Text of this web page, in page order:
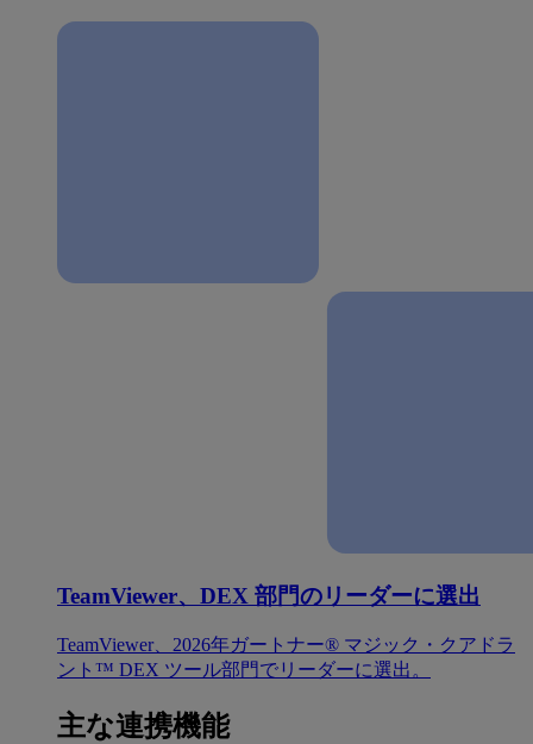
TeamViewer、DEX 部門のリーダーに選出
TeamViewer、2026年ガートナー® マジック・クアドラ
ント™ DEX ツール部門でリーダーに選出。
主な連携機能